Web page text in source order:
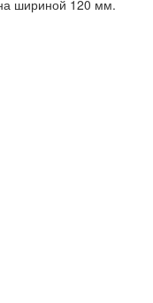
шириной 120 мм.